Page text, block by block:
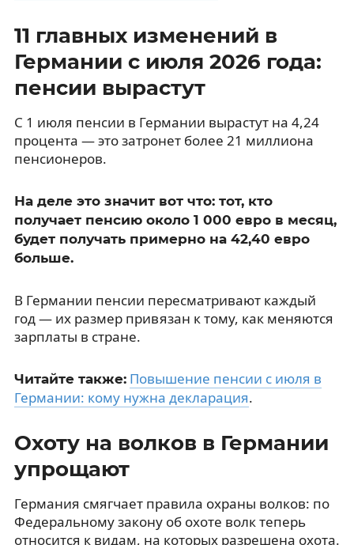
11 главных изменений в
Германии с июля 2026 года:
пенсии вырастут
С 1 июля пенсии в Германии вырастут на 4,24
процента — это затронет более 21 миллиона
пенсионеров.
На деле это значит вот что: тот, кто
получает пенсию около 1 000 евро в месяц,
будет получать примерно на 42,40 евро
больше.
В Германии пенсии пересматривают каждый
год — их размер привязан к тому, как меняются
зарплаты в стране.
Читайте также: Повышение пенсии с июля в
Германии: кому нужна декларация.
Охоту на волков в Германии
упрощают
Германия смягчает правила охраны волков: по
Федеральному закону об охоте волк теперь
относится к видам, на которых разрешена охота.